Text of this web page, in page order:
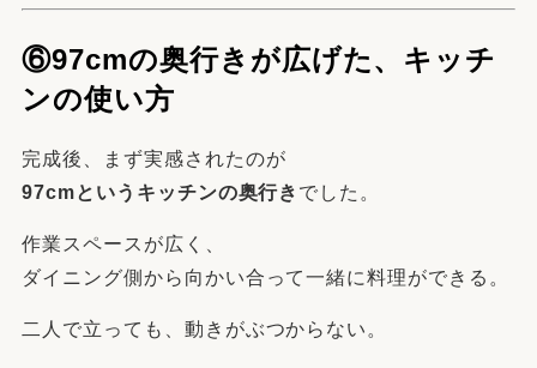
⑥97cmの奥行きが広げた、キッチ
ンの使い方
完成後、まず実感されたのが
97cmというキッチンの奥行き でした。
作業スペースが広く、
ダイニング側から向かい合って一緒に料理ができる。
二人で立っても、動きがぶつからない。